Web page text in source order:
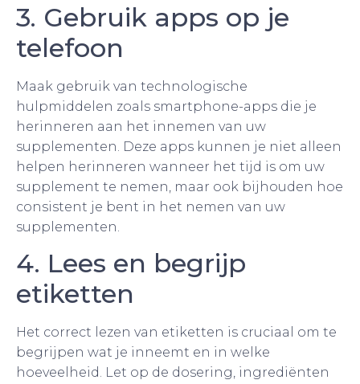
3. Gebruik apps op je
telefoon
Maak gebruik van technologische
hulpmiddelen zoals smartphone-apps die je
herinneren aan het innemen van uw
supplementen. Deze apps kunnen je niet alleen
helpen herinneren wanneer het tijd is om uw
supplement te nemen, maar ook bijhouden hoe
consistent je bent in het nemen van uw
supplementen.
4. Lees en begrijp
etiketten
Het correct lezen van etiketten is cruciaal om te
begrijpen wat je inneemt en in welke
hoeveelheid. Let op de dosering, ingrediënten